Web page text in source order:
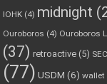
IOHK (4) midnight
Ouroboros (4) Ouroboros
(37) retroactive (5) SEC
(77) USDM (6) wallet